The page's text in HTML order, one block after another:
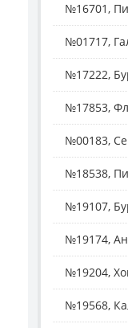
№16701,
№01717,
№17222,
№17853,
№00183,
№18538,
№19107,
№19174,
№19204,
№19568,